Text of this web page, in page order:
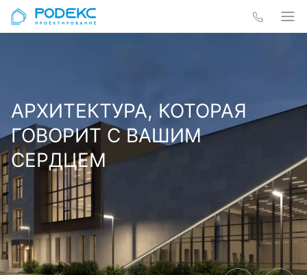
АРХИТЕКТУРА, КОТОРАЯ
ГОВОРИТ С ВАШИМ
СЕРДЦЕМ